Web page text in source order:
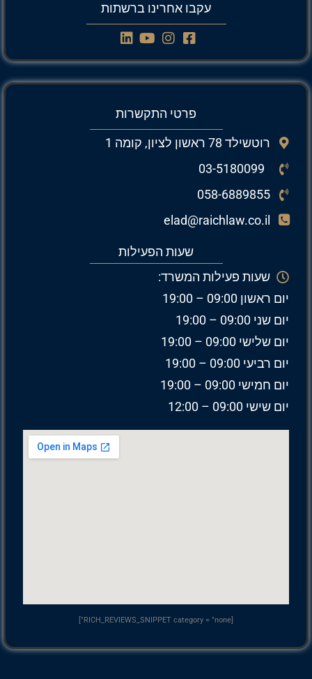
עקבו אחרינו ברשתות
פרטי התקשרות
רוטשילד 78 ראשון לציון, קומה 1
058-6889855
elad@raichlaw.co.il
שעות הפעילות
שעות פעילות המשרד:
יום ראשון 09:00 – 19:00
יום שני 09:00 – 19:00
יום שלישי 09:00 – 19:00
יום רביעי 09:00 – 19:00
יום חמישי 09:00 – 19:00
יום שישי 09:00 – 12:00